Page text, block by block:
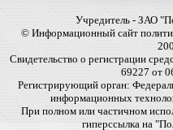
Учредитель - ЗАО
© Информационный сайт
Свидетельство о регистрации
69227 от
Регистрирующий орган:
информационных
При полном или частичном
гиперссылка на